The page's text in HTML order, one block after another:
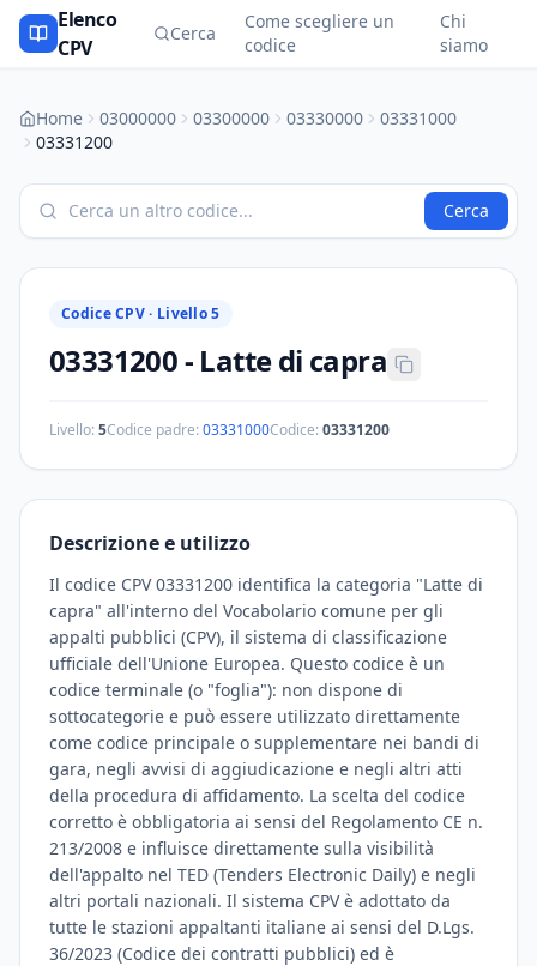
Elenco
CPV
Cerca
Come scegliere un
codice
Chi
siamo
Home 03000000 03300000 03330000
03331000
03331200
Cerca
Codice CPV · Livello 5
03331200- Latte di capra
Livello:5Codice padre:03331000Codice:03331200
Descrizione e utilizzo
Il codice CPV 03331200 identifica la categoria "Latte di
capra" all'interno del Vocabolario comune per gli
appalti pubblici (CPV), il sistema di classificazione
ufficiale dell'Unione Europea. Questo codice è un
codice terminale (o "foglia"): non dispone di
sottocategorie e può essere utilizzato direttamente
come codice principale o supplementare nei bandi di
gara, negli avvisi di aggiudicazione e negli altri atti
della procedura di affidamento. La scelta del codice
corretto è obbligatoria ai sensi del Regolamento CE n.
213/2008 e influisce direttamente sulla visibilità
dell'appalto nel TED (Tenders Electronic Daily) e negli
altri portali nazionali. Il sistema CPV è adottato da
tutte le stazioni appaltanti italiane ai sensi del D.Lgs.
36/2023 (Codice dei contratti pubblici) ed è